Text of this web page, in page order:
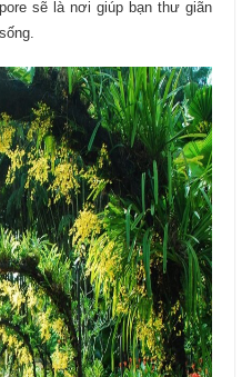
sẽ là nơi giúp bạn thư giãn